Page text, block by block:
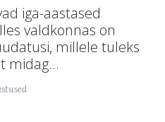
iga-aastased
valdkonnas on
millele tuleks
midag...